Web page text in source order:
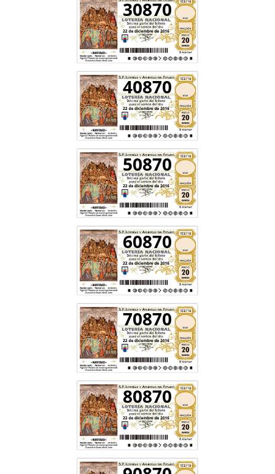
30870
40870
50870
60870
70870
80870